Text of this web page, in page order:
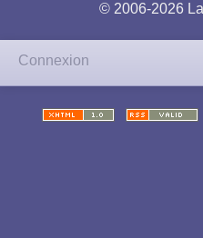
© 2006-2026
Connexion